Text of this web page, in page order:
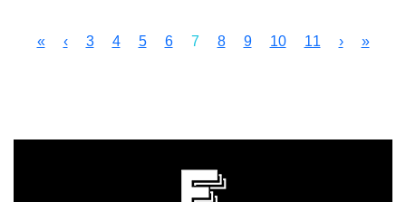
« ‹ 3 4 5 6 7 8 9 10 11 › »